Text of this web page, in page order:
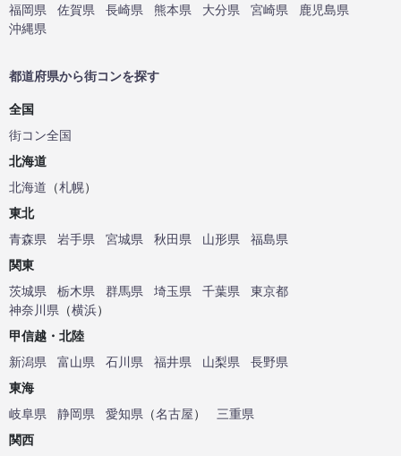
福岡県
佐賀県 長崎県 熊本県 大分県 宮崎県
鹿児島県
沖縄県
都道府県から街コンを探す
全国
街コン全国
北海道
北海道 （札幌）
東北
青森県
岩手県 宮城県 秋田県 山形県
福島県
関東
茨城県
栃木県 群馬県 埼玉県 千葉県
東京都
神奈川県 （横浜）
甲信越・北陸
新潟県
富山県 石川県 福井県 山梨県
長野県
東海
岐阜県
静岡県 愛知県 （名古屋）
三重県
関西